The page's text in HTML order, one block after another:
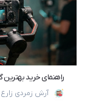
آرش زمردی زارع